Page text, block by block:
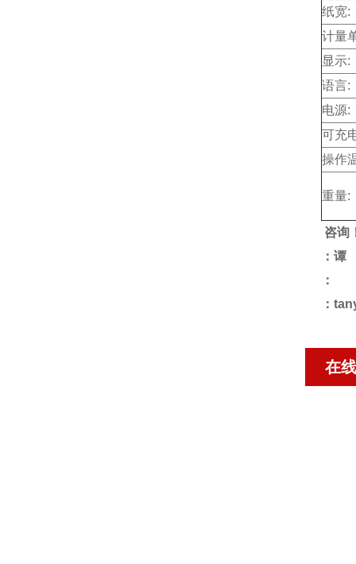
纸宽:
计量
显示:
语言:
电源:
可充
操作
重量:
咨询
：谭
：
：
在